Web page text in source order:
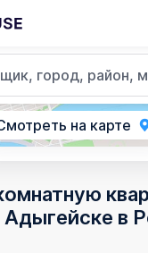
город, район,
на карте
Адыгейске в